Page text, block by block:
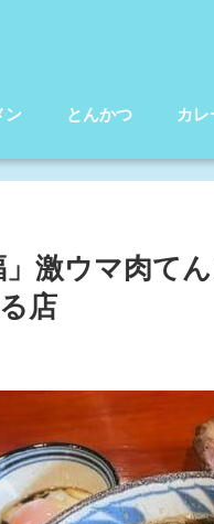
ン とんかつ カレ
」激ウマ肉て
店